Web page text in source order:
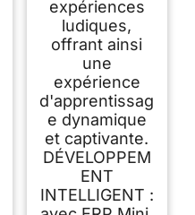
expériences
ludiques,
offrant ainsi
une
expérience
d'apprentissag
e dynamique
et captivante.
DÉVELOPPEM
ENT
INTELLIGENT :